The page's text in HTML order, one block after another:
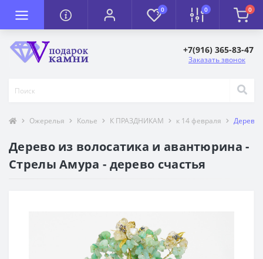
0 0 0
+7(916) 365-83-47
Заказать звонок
Ожерелья Колье К ПРАЗДНИКАМ к 14 февраля Дерево
Дерево из волосатика и авантюрина -
Стрелы Амура - дерево счастья